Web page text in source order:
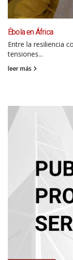
Ébola en África
Entre la resiliencia
tensiones...
leer más